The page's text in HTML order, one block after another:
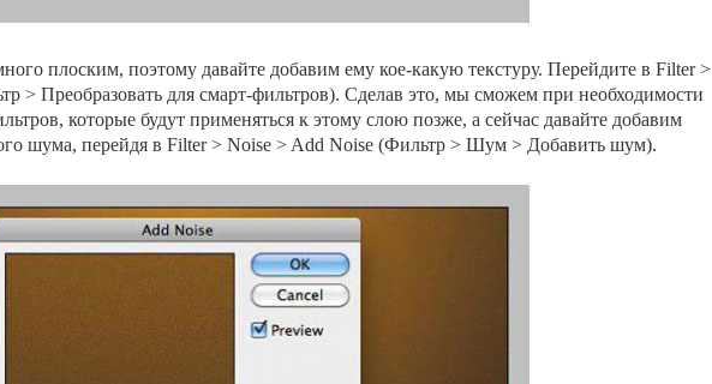
плоским, поэтому давайте добавим ему кое-какую текстуру. Перейдите в Filter >
> Преобразовать для смарт-фильтров). Сделав это, мы сможем при необходимости
которые будут применяться к этому слою позже, а сейчас давайте добавим
шума, перейдя в Filter > Noise > Add Noise (Фильтр > Шум > Добавить шум).